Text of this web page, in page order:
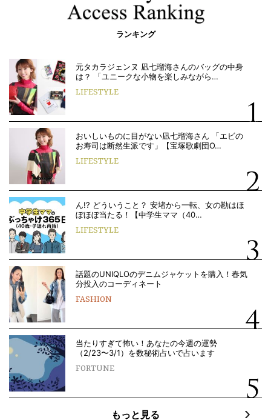
ランキング
元タカラジェンヌ 凪七瑠海さんのバッグの中身
は？ 「ユニークな小物を楽しみながら…
LIFESTYLE
おいしいものに目がない凪七瑠海さん 「エビの
お寿司は断然生派です」【宝塚歌劇団O…
LIFESTYLE
ん!? どういうこと？ 安堵から一転、女の勘はほ
ぼほぼ当たる！【中学生ママ（40…
LIFESTYLE
話題のUNIQLOのデニムジャケットを購入！春気
分投入のコーディネート
FASHION
当たりすぎて怖い！あなたの今週の運勢
（2/23〜3/1）を数秘術占いで占います
FORTUNE
もっと見る